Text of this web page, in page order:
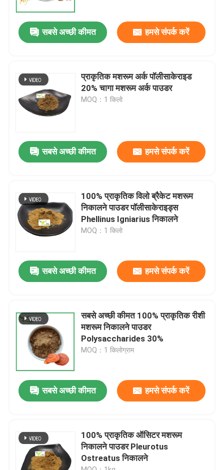
उत्पाद
कारखाना भ्रमण
हमसे संपर्क करें
एक उद्धरण का अनुरोध करें
प्लांट एक्सट्रैक्ट पाउडर
सुपर फूड पाउडर
कॉस्मेटिक कच्चे माल
सबसे अच्छी कीमत हमसे संपर्क करें
प्राकृतिक मशरूम अर्क पॉलीसाकेराइड
20% चागा मशरूम अर्क पाउडर
MOQ：1 किलो
सबसे अच्छी कीमत हमसे संपर्क करें
100% प्राकृतिक विलो ब्रैकेट मशरूम
निकालने पाउडर पॉलीसाकेराइड्स
Phellinus Igniarius निकालने
MOQ：1 किलो
सबसे अच्छी कीमत हमसे संपर्क करें
सबसे अच्छी कीमत 100% प्राकृतिक रीशी
मशरूम निकालने पाउडर
Polysaccharides 30%
MOQ：1 किलोग्राम
सबसे अच्छी कीमत हमसे संपर्क करें
100% प्राकृतिक ऑसिटर मशरूम
निकालने पाउडर Pleurotus
Ostreatus निकालने